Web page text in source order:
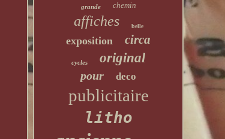
grande chemin
affiches belle
exposition circa
cycles original
pour deco
publicitaire
litho